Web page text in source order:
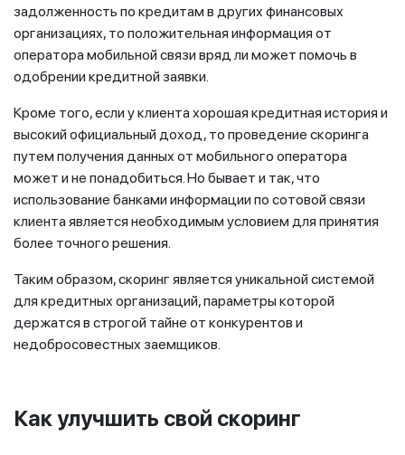
задолженность по кредитам в других финансовых
организациях, то положительная информация от
оператора мобильной связи вряд ли может помочь в
одобрении кредитной заявки.
Кроме того, если у клиента хорошая кредитная история и
высокий официальный доход, то проведение скоринга
путем получения данных от мобильного оператора
может и не понадобиться. Но бывает и так, что
использование банками информации по сотовой связи
клиента является необходимым условием для принятия
более точного решения.
Таким образом, скоринг является уникальной системой
для кредитных организаций, параметры которой
держатся в строгой тайне от конкурентов и
недобросовестных заемщиков.
Как улучшить свой скоринг